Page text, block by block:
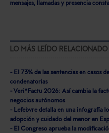
mensajes, llamadas y presencia
LO MÁS LEÍDO RELACIONADO
- El 73% de las sentencias en casos
condenatorias
- Veri*Factu 2026: Así cambia la
negocios autónomos
- Lefebvre detalla en una infografía
adopción y cuidado del menor en
- El Congreso aprueba la